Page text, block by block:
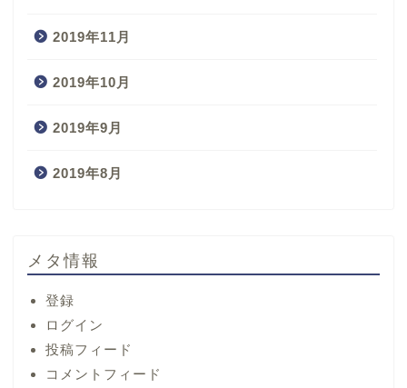
2019年11月
2019年10月
2019年9月
2019年8月
メタ情報
登録
ログイン
投稿フィード
コメントフィード